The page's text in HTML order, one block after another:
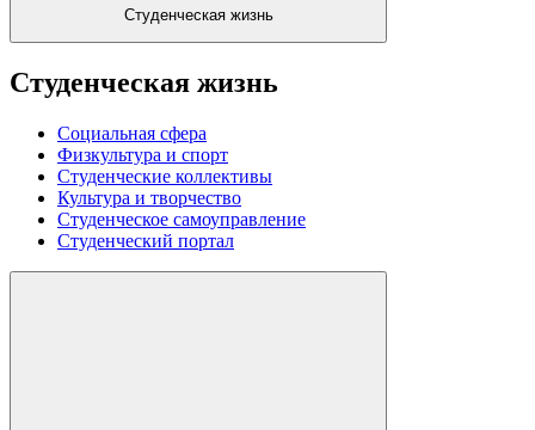
Студенческая жизнь
Студенческая жизнь
Социальная сфера
Физкультура и спорт
Студенческие коллективы
Культура и творчество
Студенческое самоуправление
Студенческий портал